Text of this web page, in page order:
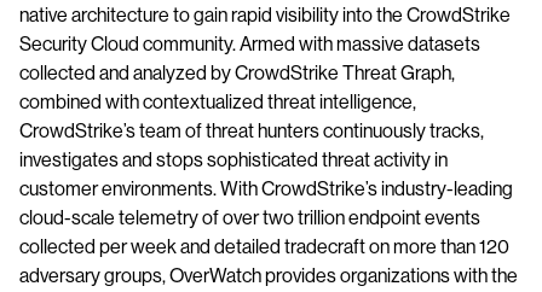
native architecture to gain rapid visibility into the CrowdStrike
Security Cloud community. Armed with massive datasets
collected and analyzed by CrowdStrike Threat Graph,
combined with contextualized threat intelligence,
CrowdStrike’s team of threat hunters continuously tracks,
investigates and stops sophisticated threat activity in
customer environments. With CrowdStrike’s industry-leading
cloud-scale telemetry of over two trillion endpoint events
collected per week and detailed tradecraft on more than 120
adversary groups, OverWatch provides organizations with the